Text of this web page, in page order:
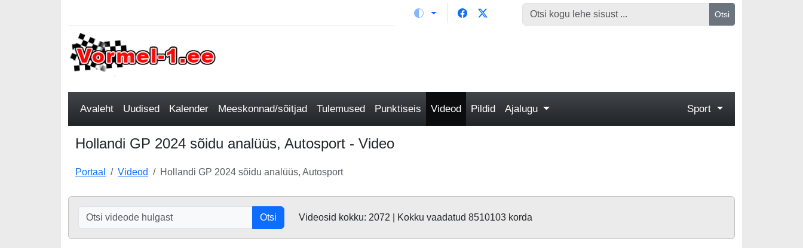
Otsi
Avaleht Uudised Kalender Meeskonnad/sõitjad Tulemused Punktiseis Videod Pildid Ajalugu Sport
Hollandi GP 2024 sõidu analüüs, Autosport - Video
Portaal Videod Hollandi GP 2024 sõidu analüüs, Autosport
Otsi Videosid kokku: 2072 | Kokku vaadatud 8510103 korda